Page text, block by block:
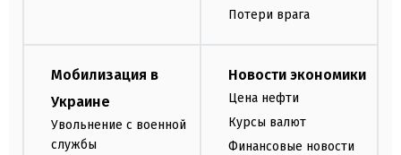
Потери врага
Мобилизация в
Украине
Увольнение с военной
службы
Новости экономики
Цена нефти
Курсы валют
Финансовые новости